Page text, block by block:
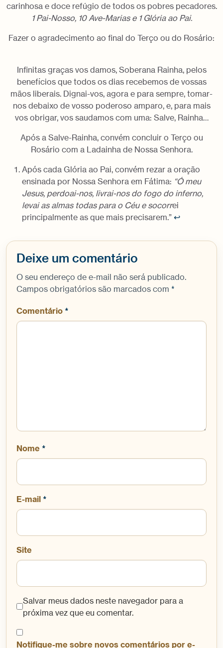
carinhosa e doce refúgio de todos os pobres pecadores.
1 Pai-Nosso, 10 Ave-Marias e 1 Glória ao Pai.
Fazer o agradecimento ao final do Terço ou do Rosário:
Infinitas graças vos damos, Soberana Rainha, pelos
benefícios que todos os dias recebemos de vossas
mãos liberais. Dignai-vos, agora e para sempre, tomar-
nos debaixo de vosso poderoso amparo, e, para mais
vos obrigar, vos saudamos com uma: Salve, Rainha…
Após a Salve-Rainha, convém concluir o Terço ou
Rosário com a Ladainha de Nossa Senhora.
Após cada Glória ao Pai, convém rezar a oração
ensinada por Nossa Senhora em Fátima: “Ó meu
Jesus, perdoai-nos, livrai-nos do fogo do inferno,
levai as almas todas para o Céu e socorrei
principalmente as que mais precisarem.” ↩︎
Deixe um comentário
O seu endereço de e-mail não será publicado.
Campos obrigatórios são marcados com *
Comentário *
Nome *
E-mail *
Site
Salvar meus dados neste navegador para a
próxima vez que eu comentar.
Notifique-me sobre novos comentários por e-